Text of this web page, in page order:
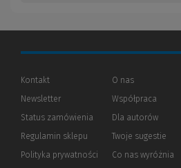
Kontakt
Newsletter
Status zamówienia
Regulamin sklepu
Polityka prywatności (Nowe
(Link
O nas
Współpraca
Dla autorów(Nowe
(Link
innej
strony)
Twoje sugestie
Co nas wyróżnia